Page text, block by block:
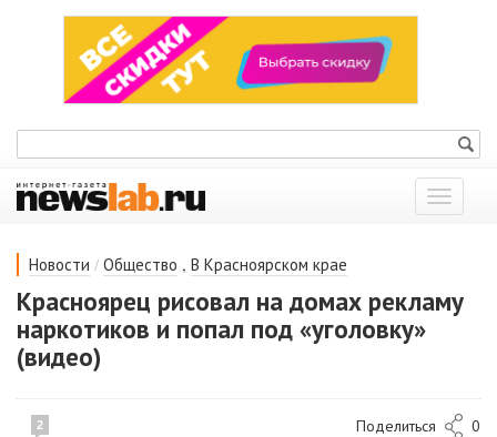
Показать
меню
Новости / Общество , В Красноярском крае
Красноярец рисовал на домах рекламу
наркотиков и попал под «уголовку»
(видео)
2 Поделиться 0